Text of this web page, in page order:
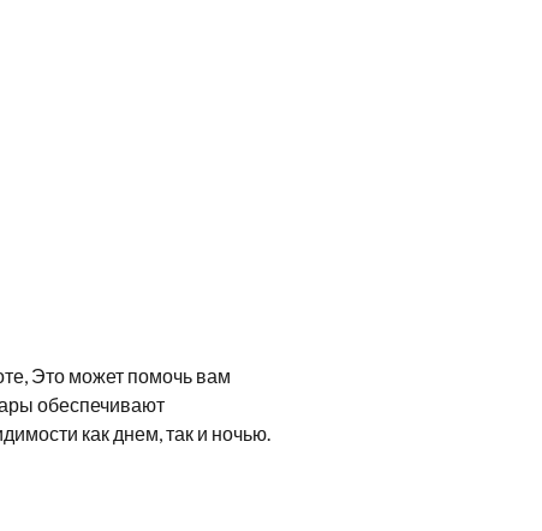
Это может помочь вам
обеспечивают
как днем, так и ночью.